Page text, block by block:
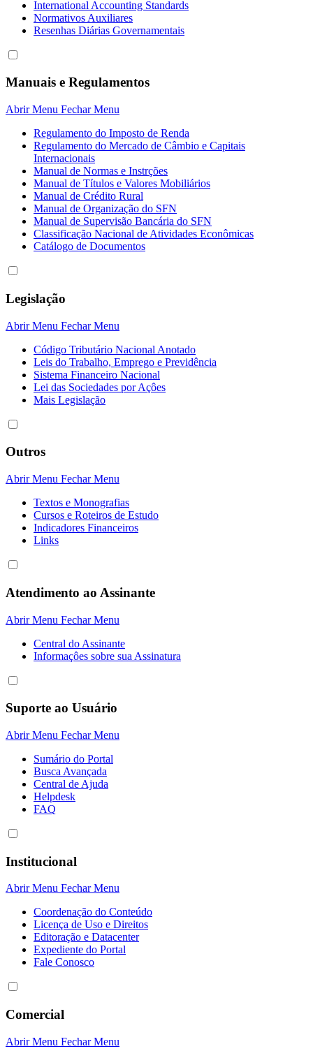
International Accounting Standards
Normativos Auxiliares
Resenhas Diárias Governamentais
Manuais e Regulamentos
Abrir Menu Fechar Menu
Regulamento do Imposto de Renda
Regulamento do Mercado de Câmbio e Capitais
Internacionais
Manual de Normas e Instrções
Manual de Títulos e Valores Mobiliários
Manual de Crédito Rural
Manual de Organização do SFN
Manual de Supervisão Bancária do SFN
Classificação Nacional de Atividades Econômicas
Catálogo de Documentos
Legislação
Abrir Menu Fechar Menu
Código Tributário Nacional Anotado
Leis do Trabalho, Emprego e Previdência
Sistema Financeiro Nacional
Lei das Sociedades por Açôes
Mais Legislação
Outros
Abrir Menu Fechar Menu
Textos e Monografias
Cursos e Roteiros de Estudo
Indicadores Financeiros
Links
Atendimento ao Assinante
Abrir Menu Fechar Menu
Central do Assinante
Informaçôes sobre sua Assinatura
Suporte ao Usuário
Abrir Menu Fechar Menu
Sumário do Portal
Busca Avançada
Central de Ajuda
Helpdesk
FAQ
Institucional
Abrir Menu Fechar Menu
Coordenação do Conteúdo
Licença de Uso e Direitos
Editoração e Datacenter
Expediente do Portal
Fale Conosco
Comercial
Abrir Menu Fechar Menu